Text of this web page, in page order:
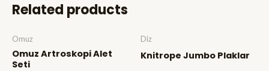
Related products
Omuz
Omuz Artroskopi Alet
Seti
Diz
Knitrope Jumbo Plaklar